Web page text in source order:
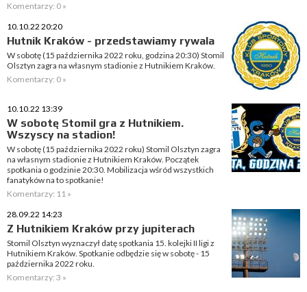
Komentarzy: 0 »
10.10.22 20:20
Hutnik Kraków - przedstawiamy rywala
W sobotę (15 października 2022 roku, godzina 20:30) Stomil
Olsztyn zagra na własnym stadionie z Hutnikiem Kraków.
Komentarzy: 0 »
10.10.22 13:39
W sobotę Stomil gra z Hutnikiem.
Wszyscy na stadion!
W sobotę (15 października 2022 roku) Stomil Olsztyn zagra
na własnym stadionie z Hutnikiem Kraków. Początek
spotkania o godzinie 20:30. Mobilizacja wśród wszystkich
fanatyków na to spotkanie!
Komentarzy: 11 »
28.09.22 14:23
Z Hutnikiem Kraków przy jupiterach
Stomil Olsztyn wyznaczył datę spotkania 15. kolejki II ligi z
Hutnikiem Kraków. Spotkanie odbędzie się w sobotę - 15
października 2022 roku.
Komentarzy: 3 »